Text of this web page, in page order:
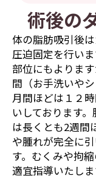
術後の
体の脂肪吸引後
圧迫固定を行いま
部位にもよりま
間（お手洗いや
月間ほどは１２
いしております
は長くとも2週間
や腫れが完全に
す。むくみや拘
適宜指導いたしま